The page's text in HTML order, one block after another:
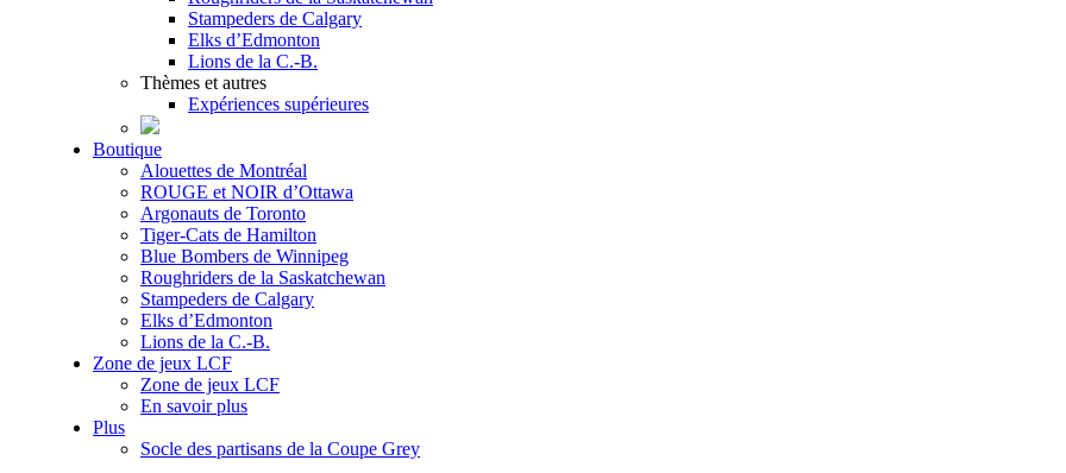
Stampeders de Calgary
Elks d’Edmonton
Lions de la C.-B.
Thèmes et autres
Expériences supérieures
Boutique
Alouettes de Montréal
ROUGE et NOIR d’Ottawa
Argonauts de Toronto
Tiger-Cats de Hamilton
Blue Bombers de Winnipeg
Roughriders de la Saskatchewan
Stampeders de Calgary
Elks d’Edmonton
Lions de la C.-B.
Zone de jeux LCF
Zone de jeux LCF
En savoir plus
Plus
Socle des partisans de la Coupe Grey